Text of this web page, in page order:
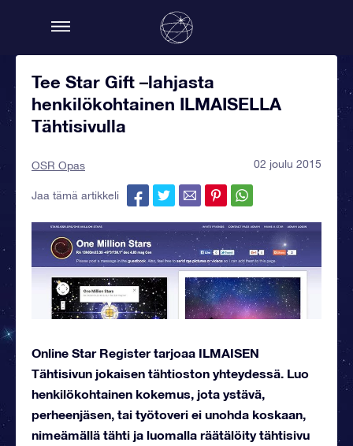
Tee Star Gift –lahjasta
henkilökohtainen ILMAISELLA
Tähtisivulla
OSR Opas 02 joulu 2015
Jaa tämä artikkeli
Online Star Register tarjoaa ILMAISEN
Tähtisivun jokaisen tähtioston yhteydessä. Luo
henkilökohtainen kokemus, jota ystävä,
perheenjäsen, tai työtoveri ei unohda koskaan,
nimeämällä tähti ja luomalla räätälöity tähtisivu